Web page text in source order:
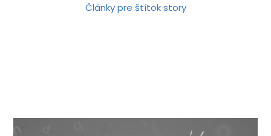
Články pre štítok story